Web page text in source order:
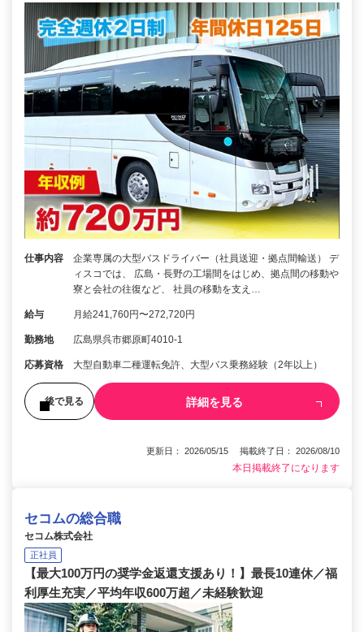
仕事内容
企業専属の大型バスドライバー（社員送迎・拠点間輸送） デ
ィスコでは、 広島・長野の工場間をはじめ、拠点間の移動や
寮と会社の往復など、 社員の移動を支え…
給与 月給241,760円〜272,720円
勤務地 広島県呉市郷原町4010-1
応募資格 大型自動車二種運転免許、大型バス乗務経験（2年以上）
後で見る 詳細を見る
更新日： 2026/05/15 掲載終了日： 2026/08/10
本日掲載終了になります
セコムの総合職
セコム株式会社
正社員
【最大100万円の奨学金返還支援あり！】最長10連休／福
利厚生充実／平均年収600万超／未経験歓迎